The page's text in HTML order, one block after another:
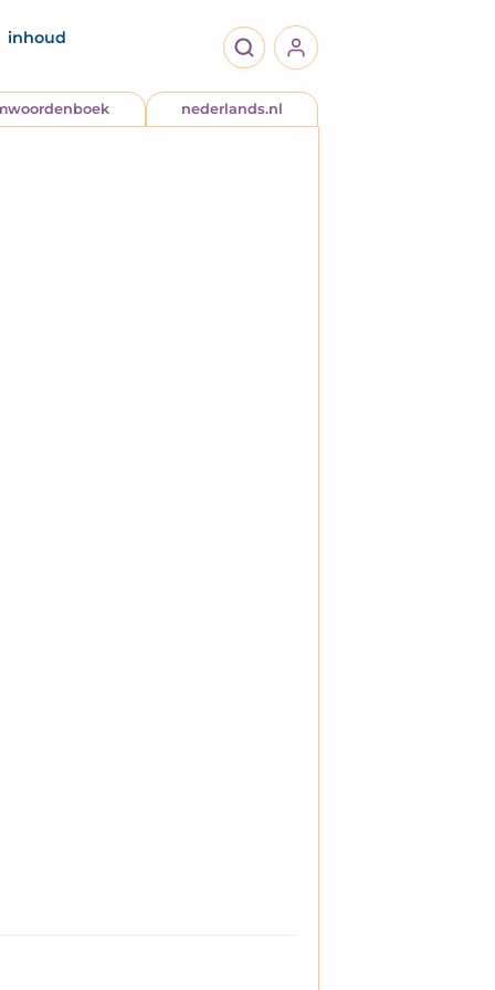
inhoud
nederlands.nl